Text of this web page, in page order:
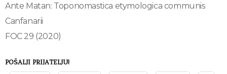
Ante Matan: Toponomastica etymologica communis
Canfanarii
FOC 29 (2020)
POŠALJI PRIJATELJU!